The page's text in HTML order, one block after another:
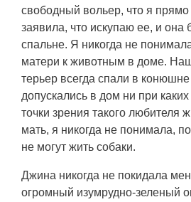
свободный вольер, что я прямо
заявила, что искупаю ее, и она
спальне. Я никогда не
матери к животным в доме.
терьер всегда спали в конюшне
допускались в дом ни при
точки зрения такого любителя
мать, я никогда не понимала,
не могут жить собаки.
Джина никогда не покидала
огромный изумрудно-зеленый